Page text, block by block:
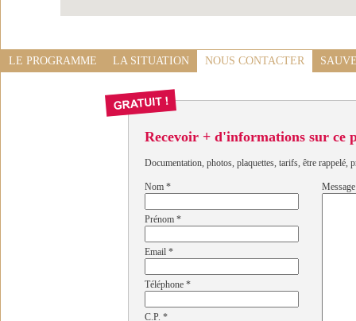
LE PROGRAMME LA SITUATION NOUS CONTACTER
Recevoir + d'informations sur ce
Documentation, photos, plaquettes, tarifs, être rappelé,
Nom *
Prénom *
Email *
Téléphone *
C.P. *
Message